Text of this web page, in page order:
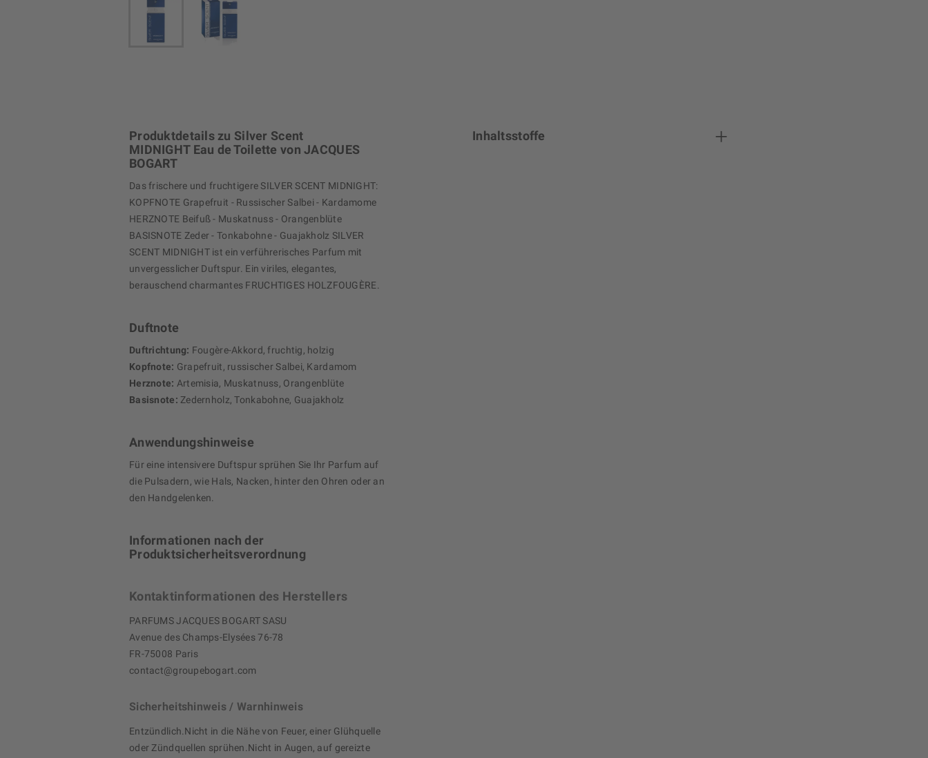
Produktdetails zu Silver Scent
MIDNIGHT Eau de Toilette von JACQUES
BOGART
Das frischere und fruchtigere SILVER SCENT MIDNIGHT:
KOPFNOTE Grapefruit - Russischer Salbei - Kardamome
HERZNOTE Beifuß - Muskatnuss - Orangenblüte
BASISNOTE Zeder - Tonkabohne - Guajakholz SILVER
SCENT MIDNIGHT ist ein verführerisches Parfum mit
unvergesslicher Duftspur. Ein viriles, elegantes,
berauschend charmantes FRUCHTIGES HOLZFOUGÈRE.
Duftnote
Duftrichtung: Fougère-Akkord, fruchtig, holzig
Kopfnote: Grapefruit, russischer Salbei, Kardamom
Herznote: Artemisia, Muskatnuss, Orangenblüte
Basisnote: Zedernholz, Tonkabohne, Guajakholz
Anwendungshinweise
Für eine intensivere Duftspur sprühen Sie Ihr Parfum auf
die Pulsadern, wie Hals, Nacken, hinter den Ohren oder an
den Handgelenken.
Informationen nach der
Produktsicherheitsverordnung
Kontaktinformationen des Herstellers
PARFUMS JACQUES BOGART SASU
Avenue des Champs-Elysées 76-78
FR-75008 Paris
contact@groupebogart.com
Sicherheitshinweis / Warnhinweis
Entzündlich.Nicht in die Nähe von Feuer, einer Glühquelle
oder Zündquellen sprühen.Nicht in Augen, auf gereizte
Inhaltsstoffe